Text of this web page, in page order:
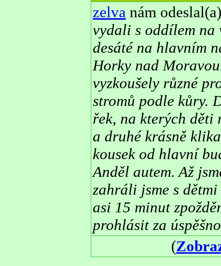
zelva nám
vydali s oddílem na
desáté na hlavním
Horky nad
vyzkoušely různé
stromů podle kůry.
řek, na kterých
a druhé krásně
kousek od hlavní
Anděl autem. Až
zahráli jsme s
asi 15 minut
prohlásit za
(